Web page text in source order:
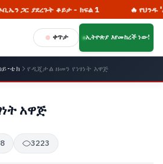
ቆይታ - ክፍል 1 🔥 የህንዱ 'ፈርስት
ቀጥታ ኢትዮጵያ እየመከረች ነው!
ቴክ የዲጂታል ዘመን የነፃነት አዋጅ
አዋጅ
3223